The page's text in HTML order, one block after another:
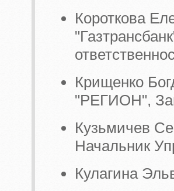
Короткова
Крищенко
"РЕГИОН",
Кузьмичев
Начальник
Кулагина